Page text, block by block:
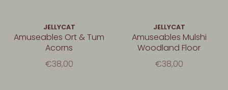
JELLYCAT
Amuseables Ort & Tum
Acorns
€38,00
JELLYCAT
Amuseables Mulshi
Woodland Floor
€38,00